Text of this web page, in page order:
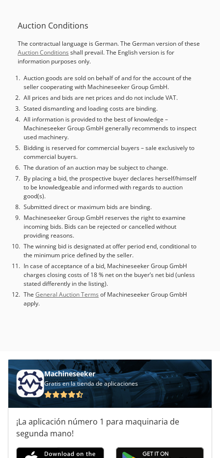
Dimensiones totales: Longitud: 18.000 mm Ancho: 1.200
Auction Conditions
The contractual language is German. The German version of these
Auction Conditions shall prevail. The English version is for
information purposes only.
Auction goods are sold on behalf of and for the account of the
seller cooperating with Machineseeker Group GmbH.
All prices and bids are net prices and do not include VAT.
Stated dismantling and loading costs are binding.
All information is provided to the best of knowledge –
Machineseeker Group GmbH generally recommends to inspect
used machinery.
Bidding is reserved for commercial buyers – sale exclusively to
commercial buyers.
The duration of an auction may be subject to change.
By placing a bid, the prospective buyer declares herself/himself
to be knowledgeable and informed with regards to auction
good(s).
Submitted direct or maximum bids are binding.
Machineseeker Group GmbH reserves the right to examine
incoming bids. Bids can be rejected or cancelled without
providing reasons.
The winning bid is designated at offer period end, conditional to
the minimum price defined by the seller.
In case of acceptance of a bid, Machineseeker Group GmbH
charges closing costs of 18 % net on the buyer’s net bid (unless
stated differently in the listing).
The General Auction Terms of Machineseeker Group GmbH
apply.
Machineseeker
Gratis en la tienda de aplicaciones
¡La aplicación número 1 para maquinaria de
segunda mano!